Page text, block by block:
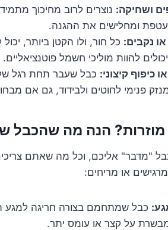
ושחיקה: נוצרים לרוב מחיכוך
ומחלישים את ההגנה.
נקבים: כל חור, ולו הקטן ביותר,
להוות מוליכי חשמל פוטנציאליים.
כיפוף קיצוני: כבל שעבר תחת רגל של
פנימי לחוטים ולבידוד, גם אם
הנה מה שהכבל
"מדבר" אליכם, וכל מה שאתם
או מריחים:
כבל שמתחמם בצורה חריגה למגע
על קצר או עומס יתר.